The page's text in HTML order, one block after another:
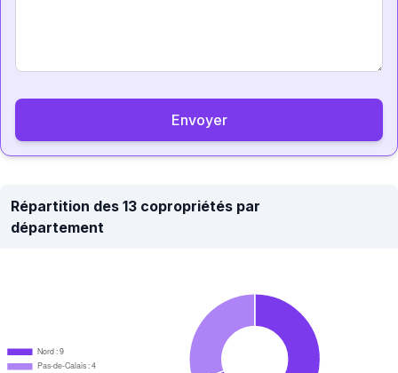
Envoyer
Répartition des 13 copropriétés par
département
Nord : 9
Pas-de-Calais : 4